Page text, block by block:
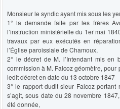
Monsieur le syndic ayant mis sous les
1° la demande faite par les frères
l’instruction ministérielle du 1er mai
travaux par eux exécutés en
l’Église paroissiale de Chamoux,
2° le décret de M. l’Intendant mis en
commission à M. Falcoz géomètre,
ledit décret en date du 13 octobre 1847
3° le rapport dudit sieur Falcoz
s’agit, sous date du 28 novembre
été donnée,